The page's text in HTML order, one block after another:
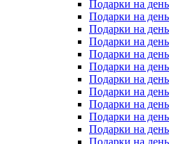
Подарки на день
Подарки на
Подарки на
Подарки на день
Подарки на
Подарки на
Подарки на
Подарки на
Подарки на
Подарки на
Подарки на
Подарки на